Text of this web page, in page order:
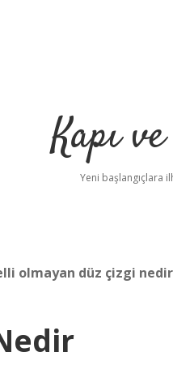
Kapı
Yeni başlangıçlara
olmayan düz çizgi nedir